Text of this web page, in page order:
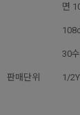
면
30수
판매단위 1/